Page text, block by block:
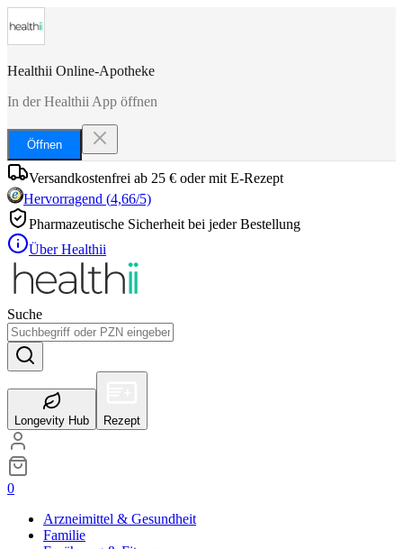
Healthii Online-Apotheke
In der Healthii App öffnen
Öffnen
Versandkostenfrei ab 25 € oder mit E-Rezept
Hervorragend (4,66/5)
Pharmazeutische Sicherheit bei jeder Bestellung
Über Healthii
Suche
Longevity Hub Rezept
0
Arzneimittel & Gesundheit
Familie